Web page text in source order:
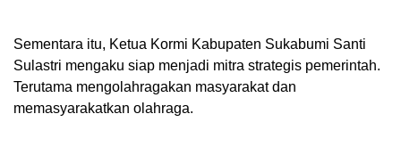
Sementara itu, Ketua Kormi Kabupaten Sukabumi Santi
Sulastri mengaku siap menjadi mitra strategis pemerintah.
Terutama mengolahragakan masyarakat dan
memasyarakatkan olahraga.